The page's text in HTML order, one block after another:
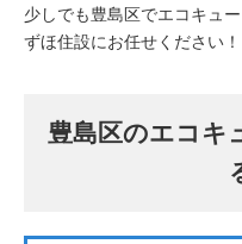
少しでも豊島区でエコキュ
ずほ住設にお任せください！
豊島区のエコキ